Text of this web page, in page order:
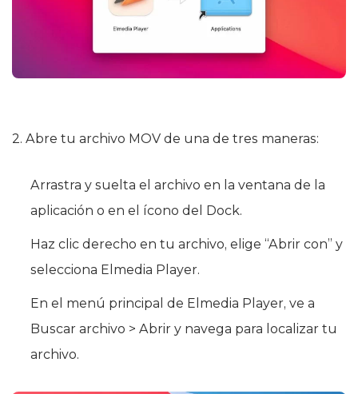
2. Abre tu archivo MOV de una de tres maneras:
Arrastra y suelta el archivo en la ventana de la
aplicación o en el ícono del Dock.
Haz clic derecho en tu archivo, elige “Abrir con” y
selecciona Elmedia Player.
En el menú principal de Elmedia Player, ve a
Buscar archivo > Abrir y navega para localizar tu
archivo.